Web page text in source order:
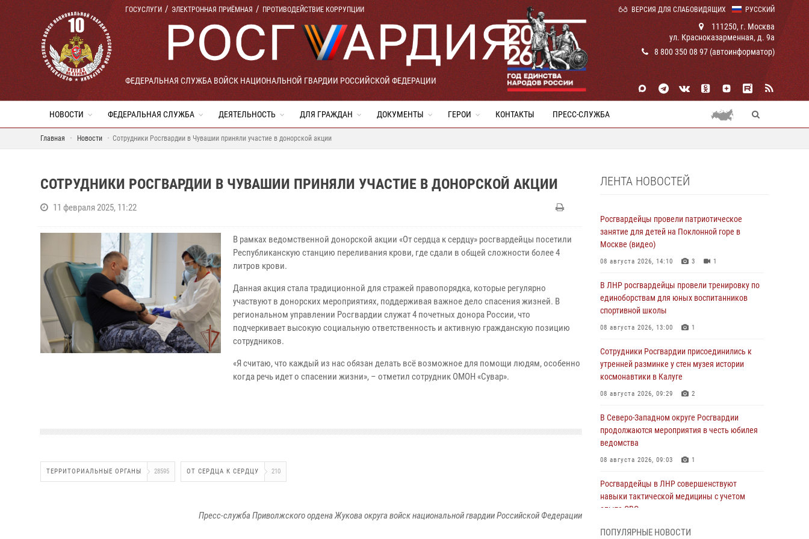
РУССКИЙ
ГОСУСЛУГИ ЭЛЕКТРОННАЯ ПРИЁМНАЯ ПРОТИВОДЕЙСТВИЕ КОРРУПЦИИ ВЕРСИЯ ДЛЯ СЛАБОВИДЯЩИХ
ФЕДЕРАЛЬНАЯ СЛУЖБА ВОЙСК НАЦИОНАЛЬНОЙ ГВАРДИИ РОССИЙСКОЙ ФЕДЕРАЦИИ
111250, г. Москва
ул. Красноказарменная, д. 9а
8 800 350 08 97 (автоинформатор)
НОВОСТИ ФЕДЕРАЛЬНАЯ СЛУЖБА ДЕЯТЕЛЬНОСТЬ ДЛЯ ГРАЖДАН ДОКУМЕНТЫ ГЕРОИ КОНТАКТЫ ПРЕСС-СЛУЖБА
Главная Новости Сотрудники Росгвардии в Чувашии приняли участие в донорской акции
СОТРУДНИКИ РОСГВАРДИИ В ЧУВАШИИ ПРИНЯЛИ УЧАСТИЕ В ДОНОРСКОЙ АКЦИИ
11 февраля 2025, 11:22
В рамках ведомственной донорской акции «От сердца к сердцу» росгвардейцы посетили
Республиканскую станцию переливания крови, где сдали в общей сложности более 4
литров крови.
Данная акция стала традиционной для стражей правопорядка, которые регулярно
участвуют в донорских мероприятиях, поддерживая важное дело спасения жизней. В
региональном управлении Росгвардии служат 4 почетных донора России, что
подчеркивает высокую социальную ответственность и активную гражданскую позицию
сотрудников.
«Я считаю, что каждый из нас обязан делать всё возможное для помощи людям, особенно
когда речь идет о спасении жизни», – отметил сотрудник ОМОН «Сувар».
ТЕРРИТОРИАЛЬНЫЕ ОРГАНЫ 28595 ОТ СЕРДЦА К СЕРДЦУ 210
Пресс-служба Приволжского ордена Жукова округа войск национальной гвардии Российской Федерации
ЛЕНТА НОВОСТЕЙ
Росгвардейцы провели патриотическое
занятие для детей на Поклонной горе в
Москве (видео)
08 августа 2026, 14:10 3 1
В ЛНР росгвардейцы провели тренировку по
единоборствам для юных воспитанников
спортивной школы
08 августа 2026, 13:00 1
Сотрудники Росгвардии присоединились к
утренней разминке у стен музея истории
космонавтики в Калуге
08 августа 2026, 09:29 2
В Северо-Западном округе Росгвардии
продолжаются мероприятия в честь юбилея
ведомства
08 августа 2026, 09:03 1
Росгвардейцы в ЛНР совершенствуют
навыки тактической медицины с учетом
опыта СВО
ПОПУЛЯРНЫЕ НОВОСТИ